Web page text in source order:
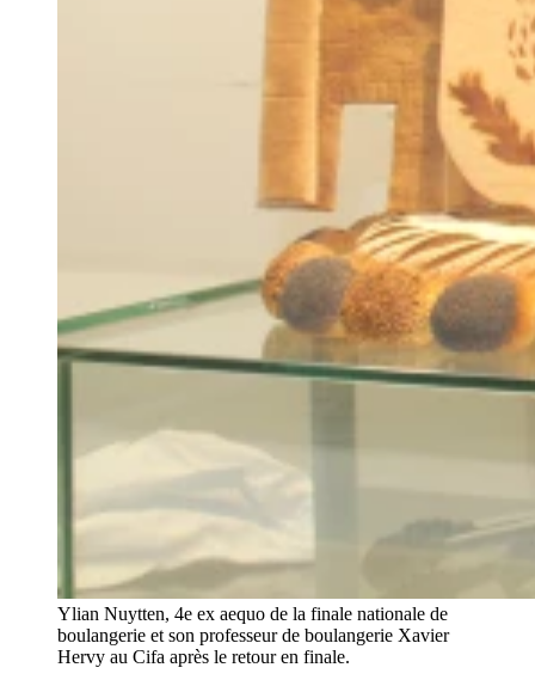
Ylian Nuytten, 4e ex aequo de la finale nationale de
boulangerie et son professeur de boulangerie Xavier
Hervy au Cifa après le retour en finale.